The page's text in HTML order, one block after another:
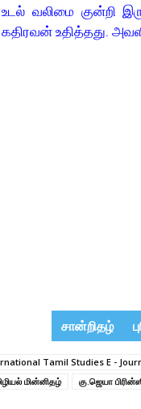
உடல் வலிமை குன்றி
உதித்தது.
சான்றிதழ்
Tamil Studies E -
மின்னிதழ்
கு.ஜெயா